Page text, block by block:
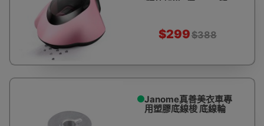
(額外加送2個HEPA濾
$299$388
Janome真善美衣車專
用塑膠底線梭 底線輪